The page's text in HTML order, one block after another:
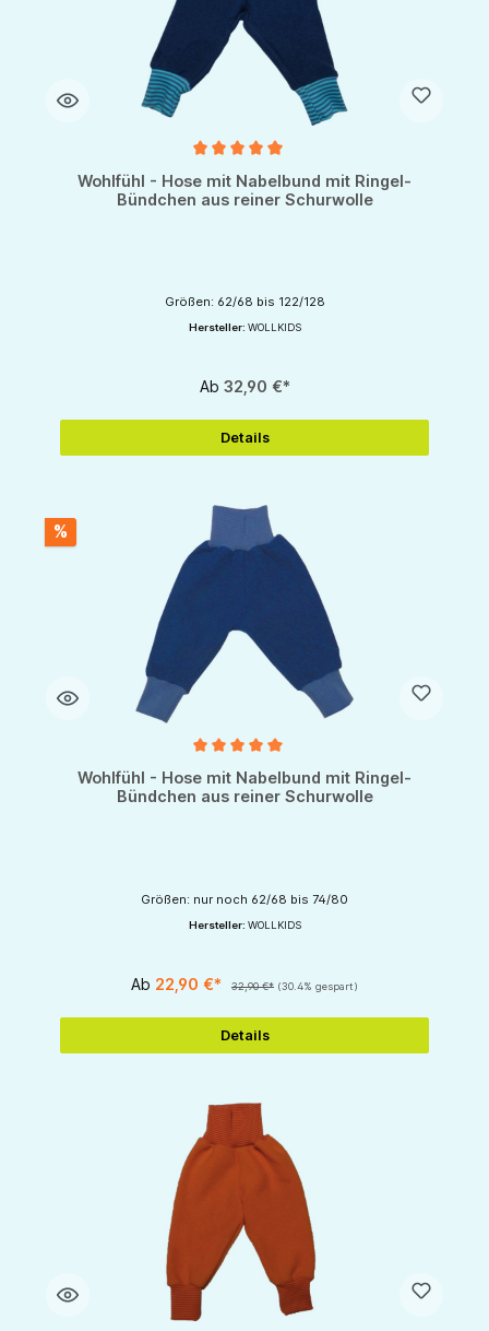
Wohlfühl - Hose mit Nabelbund mit Ringel-
Bündchen aus reiner Schurwolle
Größen: 62/68 bis 122/128
Hersteller: WOLLKIDS
Ab 32,90 €*
Details
%
Durchschnittliche Bewertung von 5 von 5 Sternen
Wohlfühl - Hose mit Nabelbund mit Ringel-
Bündchen aus reiner Schurwolle
Größen: nur noch 62/68 bis 74/80
Hersteller: WOLLKIDS
Ab 22,90 €* 32,90 €* (30.4% gespart)
Details